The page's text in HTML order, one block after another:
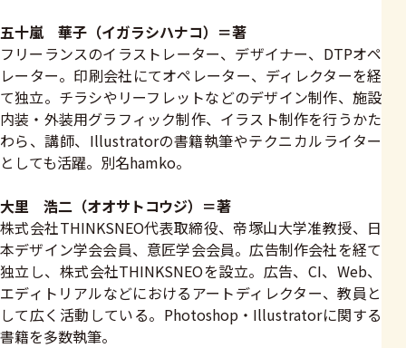
五十嵐 華子（イガラシハナコ）＝著
フリーランスのイラストレーター、デザイナー、DTPオペ
レーター。印刷会社にてオペレーター、ディレクターを経
て独立。チラシやリーフレットなどのデザイン制作、施設
内装・外装用グラフィック制作、イラスト制作を行うかた
わら、講師、Illustratorの書籍執筆やテクニカルライター
としても活躍。別名hamko。
大里 浩二（オオサトコウジ）＝著
株式会社THINKSNEO代表取締役、帝塚山大学准教授、日
本デザイン学会会員、意匠学会会員。広告制作会社を経て
独立し、株式会社THINKSNEOを設立。広告、CI、Web、
エディトリアルなどにおけるアートディレクター、教員と
して広く活動している。Photoshop・Illustratorに関する
書籍を多数執筆。